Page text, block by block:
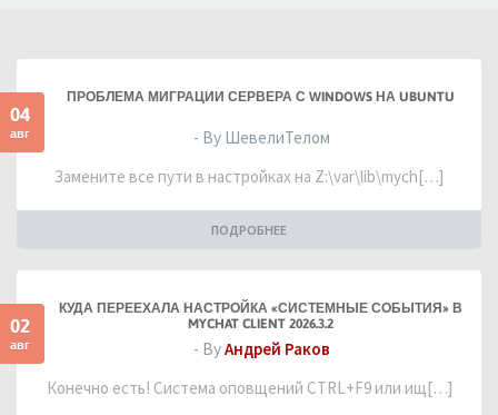
04
авг
ПРОБЛЕМА МИГРАЦИИ СЕРВЕРА С WINDOWS НА UBUNTU
- By ШевелиТелом
Замените все пути в настройках на Z:\var\lib\mych[…]
ПОДРОБНЕЕ
02
авг
КУДА ПЕРЕЕХАЛА НАСТРОЙКА «СИСТЕМНЫЕ СОБЫТИЯ» В
MYCHAT CLIENT 2026.3.2
- ByАндрей Раков
Конечно есть! Система оповщений CTRL+F9 или ищ[…]